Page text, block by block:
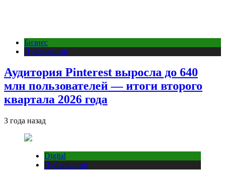
Бизнес
Публикации
Аудитория Pinterest выросла до 640
млн пользователей — итоги второго
квартала 2026 года
3 года назад
Digital
Публикации